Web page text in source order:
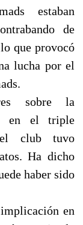
estaban
de
que provocó
lucha por el
sobre la
en el triple
club tuvo
Ha dicho
haber sido
en